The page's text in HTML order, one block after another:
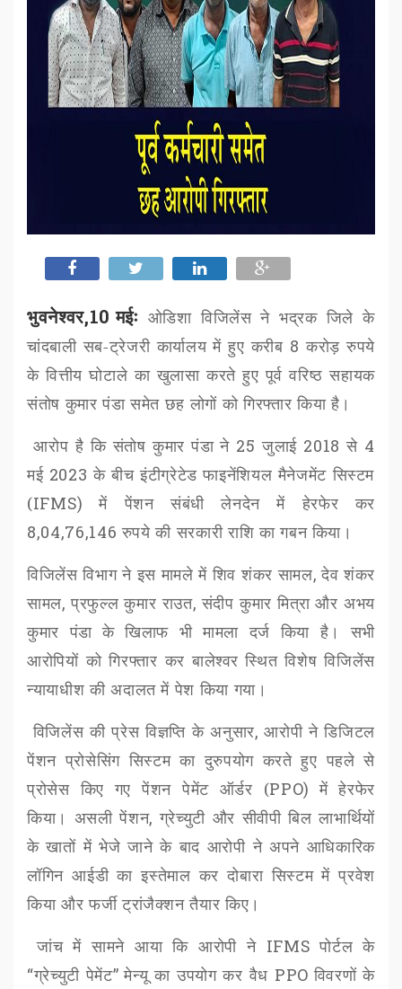
भुवनेश्वर,10 मईः ओडिशा विजिलेंस ने भद्रक जिले के
चांदबाली सब-ट्रेजरी कार्यालय में हुए करीब 8 करोड़ रुपये
के वित्तीय घोटाले का खुलासा करते हुए पूर्व वरिष्ठ सहायक
संतोष कुमार पंडासमेत छह लोगों को गिरफ्तार किया है।
आरोप है किसंतोष कुमार पंडा ने 25 जुलाई 2018 से 4
मई 2023 के बीच इंटीग्रेटेड फाइनेंशियल मैनेजमेंट सिस्टम
(IFMS)में पेंशन संबंधी लेनदेन में हेरफेर कर
8,04,76,146 रुपये की सरकारी राशि का गबन किया।
विजिलेंस विभाग ने इस मामले मेंशिव शंकर सामल,देव शंकर
सामल,प्रफुल्ल कुमार राउत,संदीप कुमार मित्रा औरअभय
कुमार पंडा के खिलाफ भी मामला दर्ज किया है। सभी
आरोपियों को गिरफ्तार करबालेश्वर स्थित विशेष विजिलेंस
न्यायाधीश की अदालत में पेश किया गया।
विजिलेंस की प्रेस विज्ञप्ति के अनुसार,आरोपी ने डिजिटल
पेंशन प्रोसेसिंग सिस्टम का दुरुपयोग करते हुए पहले से
प्रोसेस किए गए पेंशन पेमेंट ऑर्डर (PPO)में हेरफेर
किया। असली पेंशन,ग्रेच्युटी और सीवीपी बिल लाभार्थियों
के खातों में भेजे जाने के बाद आरोपी ने अपने आधिकारिक
लॉगिन आईडी का इस्तेमाल कर दोबारा सिस्टम में प्रवेश
किया और फर्जी ट्रांजैक्शन तैयार किए।
जांच में सामने आया कि आरोपी ने IFMSपोर्टल के
“ग्रेच्युटी पेमेंट”मेन्यू का उपयोग कर वैध PPOविवरणों के